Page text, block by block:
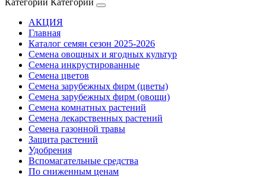
Категории Категории
АКЦИЯ
Главная
Каталог семян сезон 2025-2026
Семена овощных и ягодных культур
Семена инкрустированные
Семена цветов
Семена зарубежных фирм (цветы)
Семена зарубежных фирм (овощи)
Семена комнатных растений
Семена лекарственных растений
Семена газонной травы
Защита растений
Удобрения
Вспомагательные средства
По сниженным ценам